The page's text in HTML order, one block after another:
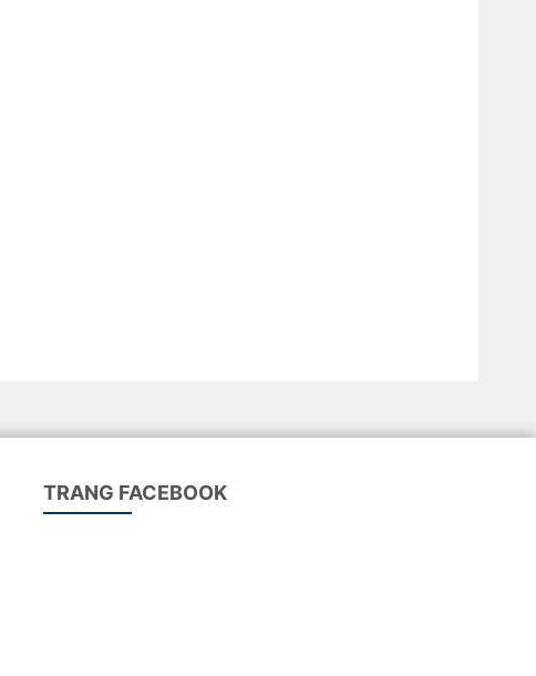
TRANG FACEBOOK